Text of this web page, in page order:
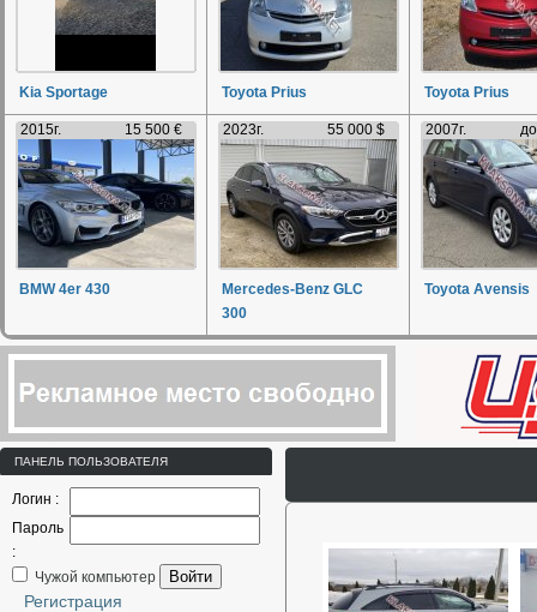
Kia Sportage Toyota Prius Toyota Prius
2015г. 15 500 €
BMW 4er 430
2023г. 55 000 $
Mercedes-Benz GLC
300
2007г.
Toyota Avensis
ПАНЕЛЬ ПОЛЬЗОВАТЕЛЯ
Логин :
Пароль
:
Чужой компьютер
Войти
Регистрация